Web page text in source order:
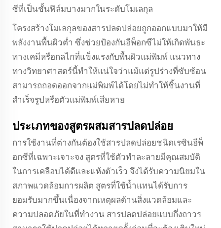
ซีที่เป็นชั้นฟิล์มบางมากในระดับโมเลกุล
โครงสร้างโมเลกุลของสารปลดปล่อยถูกออกแบบมาให้มี
พลังงานพื้นผิวต่ำ ซึ่งช่วยป้องกันอีพ็อกซีไม่ให้เกิดพันธะ
ทางเคมีหรือกลไกที่แข็งแรงกับพื้นผิวแม่พิมพ์ แนวทาง
ทางวิทยาศาสตร์นี้ทำให้แน่ใจว่าแม้แต่รูปร่างที่ซับซ้อน
สามารถถอดออกจากแม่พิมพ์ได้โดยไม่ทำให้ชิ้นงานที่
สำเร็จรูปหรือตัวแม่พิมพ์เสียหาย
ประเภทของสูตรผสมสารปลดปล่อย
การใช้งานที่ต่างกันต้องใช้สารปลดปล่อยชนิดเรซินอีพ็
อกซีที่เฉพาะเจาะจง สูตรที่ใช้ตัวทำละลายมีคุณสมบัติ
ในการเคลือบได้ดีและแห้งตัวเร็ว จึงได้รับความนิยมใน
สภาพแวดล้อมการผลิต สูตรที่ใช้น้ำแทนได้รับการ
ยอมรับมากขึ้นเนื่องจากเหตุผลด้านสิ่งแวดล้อมและ
ความปลอดภัยในที่ทำงาน สารปลดปล่อยแบบกึ่งถาวร